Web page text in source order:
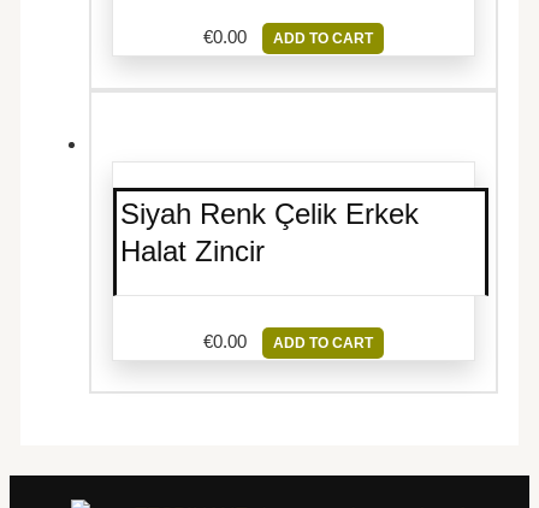
€0.00 ADD TO CART
Siyah Renk Çelik Erkek
Halat Zincir
€0.00 ADD TO CART